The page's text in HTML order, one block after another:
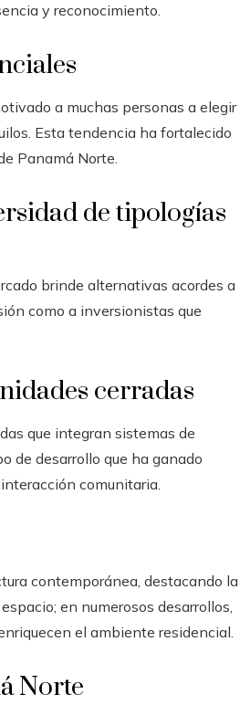
y reconocimiento.
a muchas personas a elegir
Esta tendencia ha fortalecido
Panamá Norte.
de tipologías
brinde alternativas acordes a
como a inversionistas que
cerradas
que integran sistemas de
de desarrollo que ha ganado
comunitaria.
contemporánea, destacando la
en numerosos desarrollos,
el ambiente residencial.
Norte